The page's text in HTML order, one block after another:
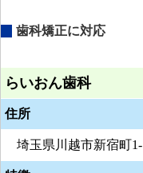
歯科矯正に対応
らいおん歯科
住所
埼玉県川越市新宿町1-